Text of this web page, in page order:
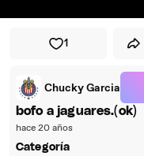
1
Chucky Garcia
bofo a jaguares.(ok)
hace 20 años
Categoría